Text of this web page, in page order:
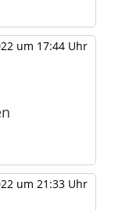
um 17:44 Uhr
um 21:33 Uhr